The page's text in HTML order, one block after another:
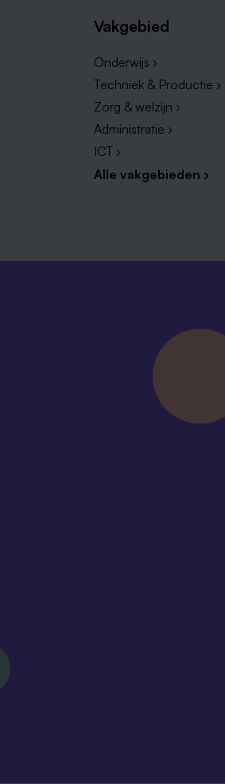
Vakgebied
Onderwijs ›
Techniek & Productie ›
Zorg & welzijn ›
Administratie ›
ICT ›
Alle vakgebieden ›